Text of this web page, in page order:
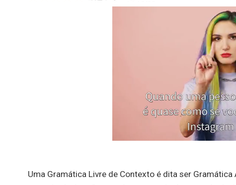
Uma Gramática Livre de Contexto é dita ser Gramática